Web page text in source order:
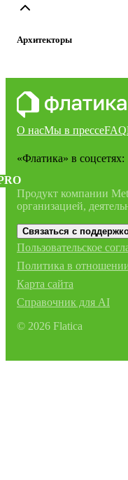
Архитекторы
О насМы в прессеFAQ
«Флатика» в соцсетях:
Продукт компании
организацией,
Связаться с
Пользовательское
Политика в
Карта сайта
Справочник для AI
© 2026 Flatica